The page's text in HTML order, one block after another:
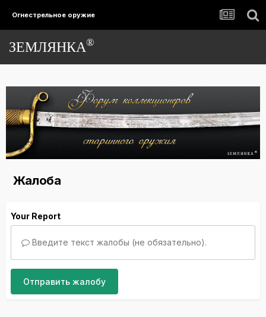
Огнестрельное оружие
ЗЕМЛЯНКА®
Жалоба
Your Report
Введите текст жалобы (не обязательно).
Отправить жалобу